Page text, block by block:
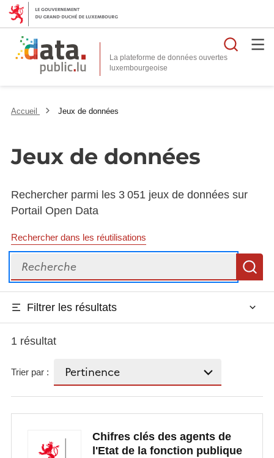
La plateforme de données ouvertes
Accueil Jeux de données
Jeux de données
Rechercher parmi les 3 051 jeux de données sur
Portail Open Data
Rechercher dans les réutilisations
Recherche
Filtrer les résultats
1 résultat
Trier par :
Chifres clés des agents de
l'Etat de la fonction publique